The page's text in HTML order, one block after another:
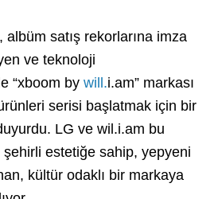
satış rekorlarına imza
ve teknoloji
“xboom by will.i.am” markası
serisi başlatmak için bir
LG ve wil.i.am bu
şehirli estetiğe sahip, yepyeni
kültür odaklı bir markaya